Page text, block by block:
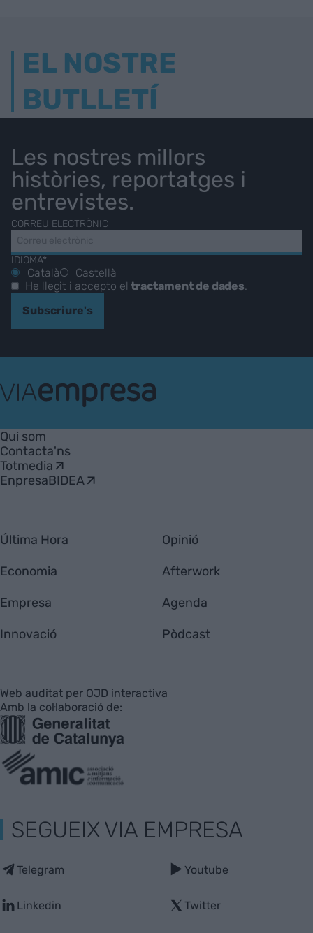
EL NOSTRE
BUTLLETÍ
Les nostres millors
històries, reportatges i
entrevistes.
CORREU ELECTRÒNIC
IDIOMA*
Català
Castellà
He llegit i accepto eltractament de dades.
Subscriure's
Empresa
Qui som
Contacta'ns
Totmedia
EnpresaBIDEA
Última Hora
Economia
Empresa
Innovació
Opinió
Afterwork
Agenda
Pòdcast
Web auditat per OJD interactiva
Amb la col·laboració de:
SEGUEIX VIA EMPRESA
Telegram
Linkedin
Youtube
Twitter